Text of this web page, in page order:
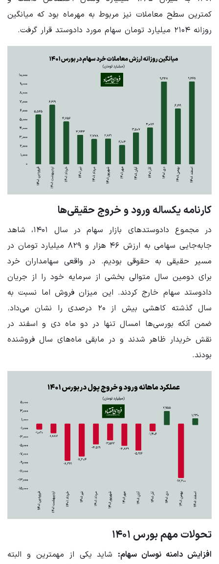
کمترین سطح معاملات نیز مربوط به مهرماه بود که میانگین
روزانه ۲۱۰۴ میلیارد تومان سهام مورد دادوستد قرار گرفت.
کارنامه یکساله ورود و خروج حقیقی‌ها
در مجموع دادوستدهای بازار سهام در سال ۱۴۰۱، شاهد
جابه‌جایی سهامی به ارزش ۴۶ هزار و ۸۲۹ میلیارد تومان در
مسیر حقیقی به حقوقی بودیم. در واقعی سهامداران خرد
برای دومین سال متوالی بخشی از سرمایه خود را از جریان
دادوستد سهام خارج کردند. این میزان فروش اما نسبت به
سال گذشته کاهشی بیش از ۲۰ درصدی را نشان می‌داد.
ضمن آنکه بورسی‌ها امسال تنها در دو ماه دی و اسفند در
نقش خریدار ظاهر شدند و در مابقی ماه‌های سال فروشنده
بودند.
تحولات مهم بورس ۱۴۰۱
افزایش دامنه نوسان سهام: شاید یکی از مهمترین و البته